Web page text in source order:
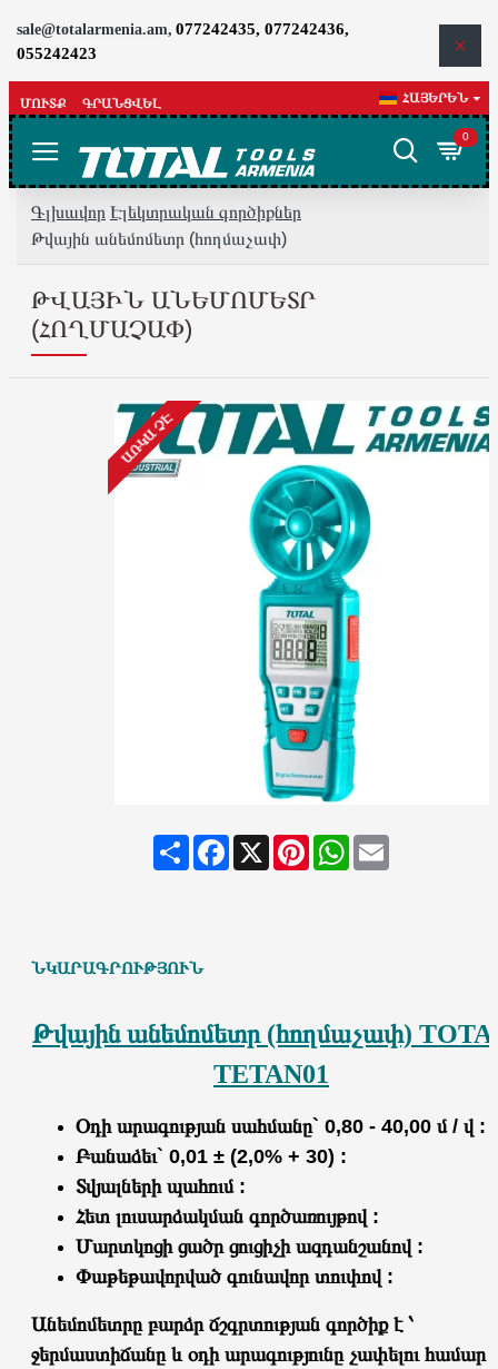
sale@totalarmenia.am, 077242435, 077242436,
055242423
ՄՈՒՏՔ ԳՐԱՆՑՎԵԼ ՀԱՅԵՐԵՆ
0
Գլխավոր Էլեկտրական գործիքներ
Թվային անեմոմետր (հողմաչափ)
ԹՎԱՅԻՆ ԱՆԵՄՈՄԵՏՐ
(ՀՈՂՄԱՉԱՓ)
ԱՌԿԱ ՉԷ
ShareFacebook
X PinterestWhatsApp
Email
ՆԿԱՐԱԳՐՈՒԹՅՈՒՆ
Թվային անեմոմետր (հողմաչափ)
TETAN01
Օդի արագության սահմանը` 0,80 - 40,00 մ / վ :
Բանաձեւ` 0,01 ± (2,0% + 30) :
Տվյալների պահում :
Հետ լուսարձակման գործառույթով :
Մարտկոցի ցածր ցուցիչի ազդանշանով :
Փաթեթավորված գունավոր տուփով :
Անեմոմետրը բարձր ճշգրտության գործիք է ՝
ջերմաստիճանը և օդի արագությունը չափելու համար :